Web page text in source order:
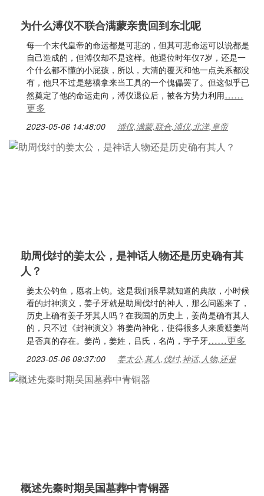
为什么溥仪不联合满蒙亲贵回到东北呢
每一个末代皇帝的命运都是可悲的，但其可悲命运可以说都是
自己造成的，但溥仪却不是这样。他退位时年仅7岁，还是一
个什么都不懂的小屁孩，所以，大清的覆灭和他一点关系都没
有，他只不过是慈禧拿来当工具的一个傀儡罢了。但这似乎已
然奠定了他的命运走向，溥仪退位后，被各方势力利用……
更多
2023-05-06 14:48:00 溥仪,满蒙,联合,溥仪,北洋,皇帝
助周伐纣的姜太公，是神话人物还是历史确有其
人？
姜太公钓鱼，愿者上钩。这是我们很早就知道的典故，小时候
看的封神演义，姜子牙就是助周伐纣的神人，那么问题来了，
历史上确有姜子牙其人吗？在我国的历史上，姜尚是确有其人
的，只不过《封神演义》将姜尚神化，使得很多人来质疑姜尚
是否真的存在。姜尚，姜姓，吕氏，名尚，字子牙……更多
2023-05-06 09:37:00 姜太公,其人,伐纣,神话,人物,还是
概述先秦时期吴国墓葬中青铜器